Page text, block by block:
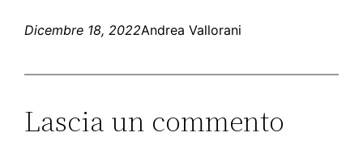
Dicembre 18, 2022Andrea Vallorani
Lascia un commento